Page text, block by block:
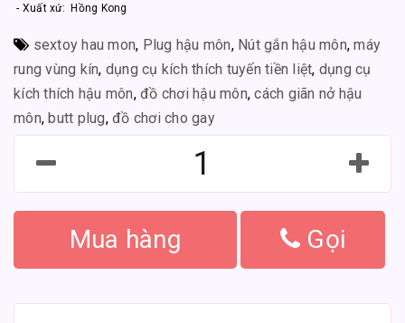
- Xuất xứ: Hồng Kong
sextoy hau mon, Plug hậu môn, Nút gắn hậu môn,máy
rung vùng kín, dụng cụ kích thích tuyến tiền liệt, dụng cụ
kích thích hậu môn, đồ chơi hậu môn,cách giãn nở hậu
môn,butt plug, đồ chơi cho gay
Mua hàng Gọi